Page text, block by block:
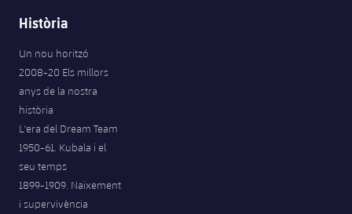
Història
Un nou horitzó
2008-20 Els millors
anys de la nostra
història
L'era del Dream Team
1950-61. Kubala i el
seu temps
1899-1909. Naixement
i supervivència